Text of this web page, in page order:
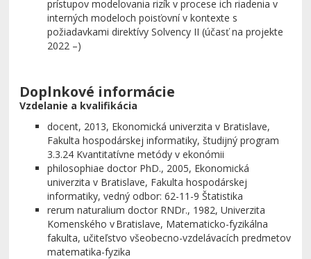
prístupov modelovania rizík v procese ich riadenia v
interných modeloch poisťovní v kontexte s
požiadavkami direktívy Solvency II (účasť na projekte
2022 –)
Doplnkové informácie
Vzdelanie a kvalifikácia
docent, 2013, Ekonomická univerzita v Bratislave,
Fakulta hospodárskej informatiky, študijný program
3.3.24 Kvantitatívne metódy v ekonómii
philosophiae doctor PhD., 2005, Ekonomická
univerzita v Bratislave, Fakulta hospodárskej
informatiky, vedný odbor: 62-11-9 Štatistika
rerum naturalium doctor RNDr., 1982, Univerzita
Komenského v Bratislave, Matematicko-fyzikálna
fakulta, učiteľstvo všeobecno-vzdelávacích predmetov
matematika-fyzika